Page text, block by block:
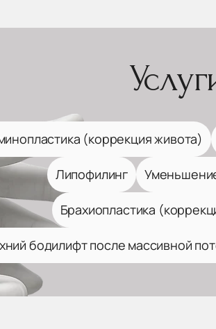
(коррекция живота)
Липофилинг
Брахиопластика
бодилифт после массивной